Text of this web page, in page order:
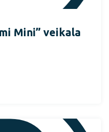
Mini” veikala